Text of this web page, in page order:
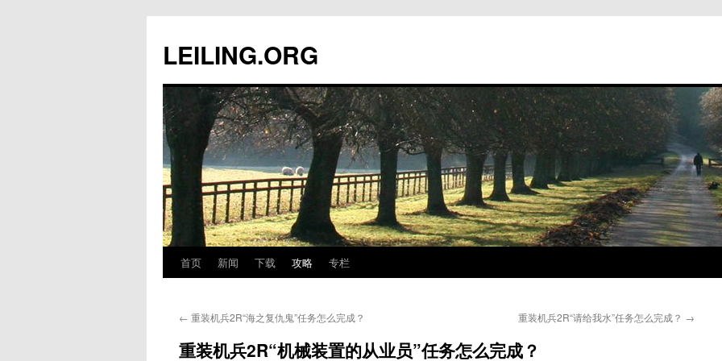
文
LEILING.ORG
首页 新闻 下载 攻略 专栏
← 重装机兵2R“海之复仇鬼”任务怎么完成？ 重装机兵2R“请给我水”任务怎么完成？ →
重装机兵2R“机械装置的从业员”任务怎么完成？